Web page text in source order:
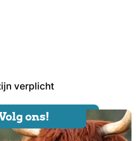
verplicht
ons!